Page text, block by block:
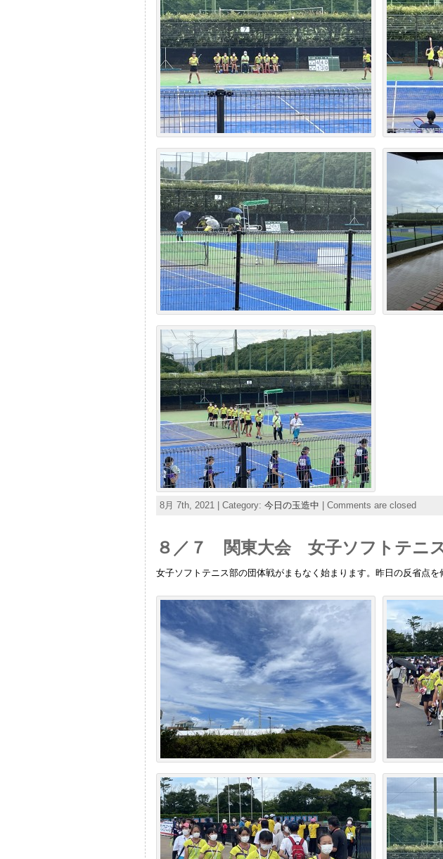
8月 7th, 2021 | Category: 今日の玉造中 | Comments are closed
８／７ 関東大会 女子ソフトテニ
女子ソフトテニス部の団体戦がまもなく始まります。昨日の反省点